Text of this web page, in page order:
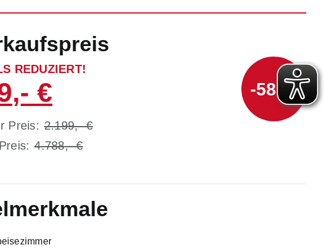
REDUZIERT!
Preis: 2.199
4.788
-58 %